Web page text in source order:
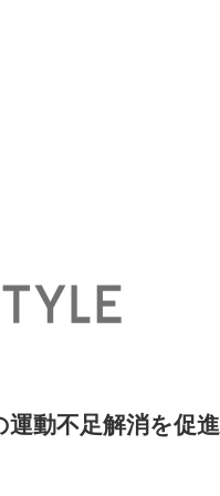
動不足解消を促進